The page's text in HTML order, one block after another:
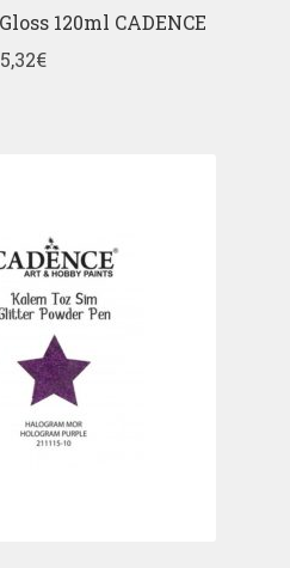
120ml CADENCE
5,32€